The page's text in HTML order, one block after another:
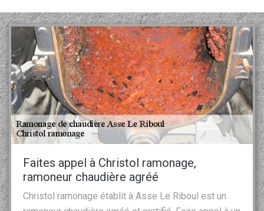
Faites appel à Christol ramonage,
ramoneur chaudière agréé
Christol ramonage établit à Asse Le Riboul est un